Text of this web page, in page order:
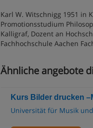
Karl W. Witschnigg 1951 in
Promotionsstudium
Kalligraf, Dozent an
Fachhochschule Aachen
Ähnliche angebote
Kurs Bilder drucken
Universität für Musik